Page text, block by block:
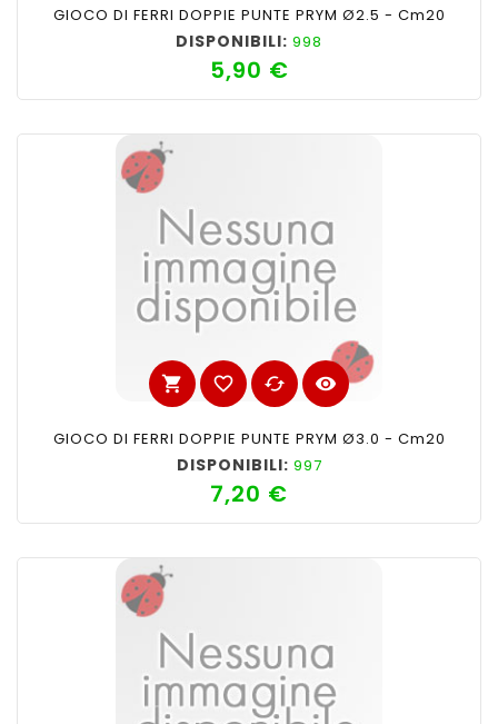
GIOCO DI FERRI DOPPIE PUNTE PRYM Ø2.5 - Cm20
DISPONIBILI: 998
5,90 €Prezzo
shopping_cart favorite_border cached visibility
GIOCO DI FERRI DOPPIE PUNTE PRYM Ø3.0 - Cm20
DISPONIBILI: 997
7,20 €